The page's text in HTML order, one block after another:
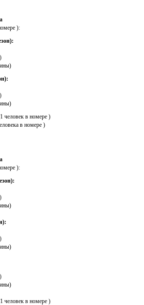
):
человек в номере )
в номере )
):
человек в номере )